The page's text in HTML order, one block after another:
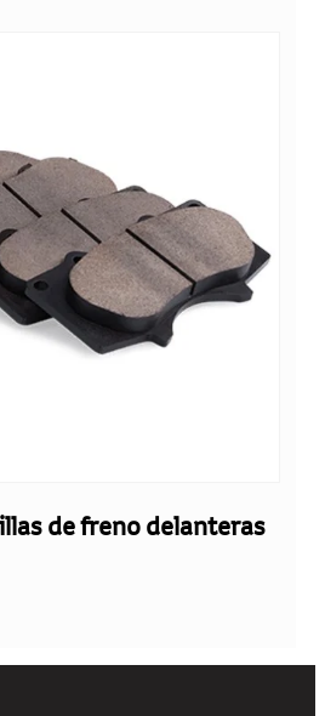
de freno delanteras